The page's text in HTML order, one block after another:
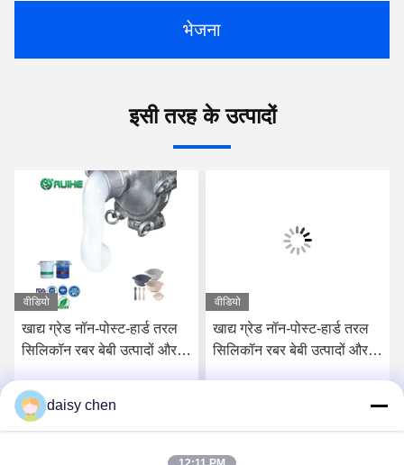
भेजना
इसी तरह के उत्पादों
वीडियो
खाद्य ग्रेड नॉन-पोस्ट-हार्ड तरल
सिलिकॉन रबर बेबी उत्पादों और
सर्वोत्तम मूल्य प्राप्त करें
वीडियो
खाद्य ग्रेड नॉन-पोस्ट-हार्ड तरल
सिलिकॉन रबर बेबी उत्पादों और
daisy chen